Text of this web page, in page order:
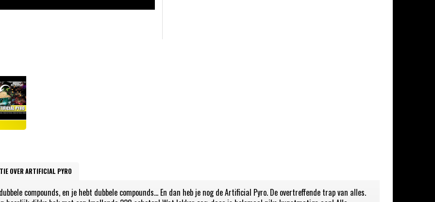
OVER ARTIFICIAL PYRO
compounds, en je hebt dubbele compounds... En dan heb je nog de Artificial Pyro. De overtreffende trap van alles.